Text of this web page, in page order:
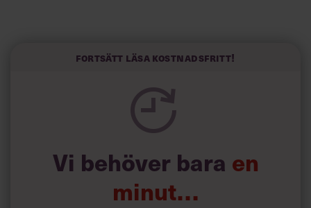
”Jag ältar inte problem, jag löser dem”, säger hon.
Fortsätt läsa kostnadsfritt!
Vi behöver bara en
minut…